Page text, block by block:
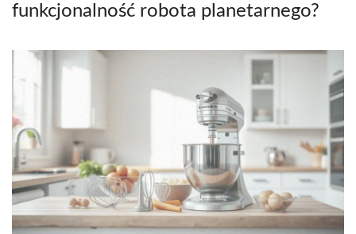
funkcjonalność robota planetarnego?